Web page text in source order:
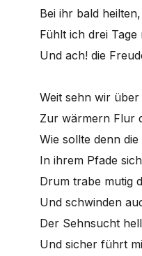
Bei ihr bald
Fühlt ich drei
Und ach! die
Weit sehn wir über
Zur wärmern Flur
Wie sollte denn die
In ihrem Pfade
Drum trabe mutig
Und schwinden
Der Sehnsucht
Und sicher führt